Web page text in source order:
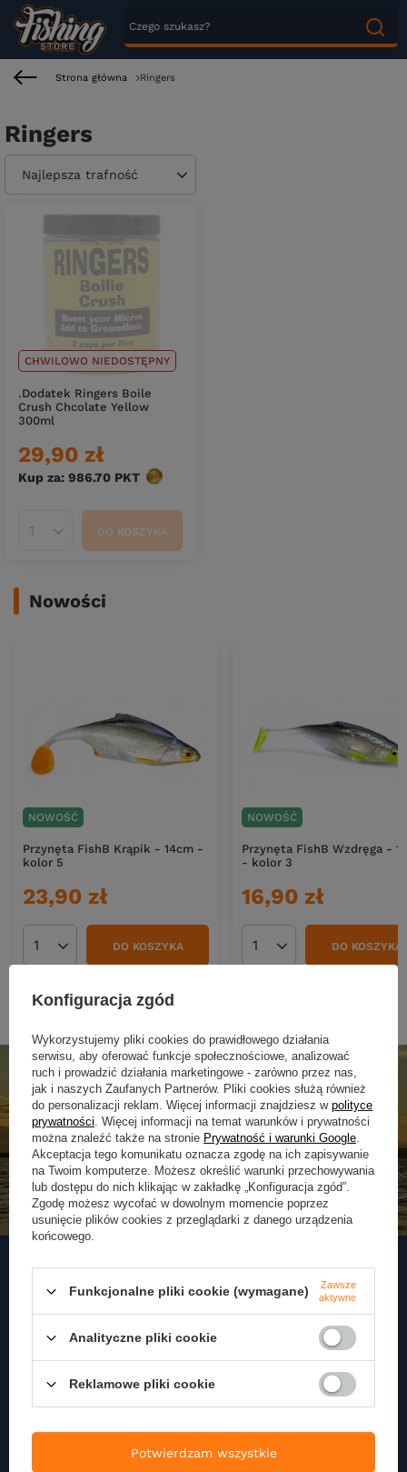
Strona główna Ringers
Ringers
Zmień sortowanie
Najlepsza trafność
CHWILOWO NIEDOSTĘPNY
.Dodatek Ringers Boile
Crush Chcolate Yellow
300ml
29,90 zł
Kup za: 986.70 PKT punktów
Ilość produktówDO KOSZYKA
Nowości
NOWOŚĆ
Przynęta FishB Krąpik - 14cm -
kolor 5
23,90 zł
Ilość produktówDO KOSZYKA
NOWOŚĆ
Przynęta FishB Wzdręga -
- kolor 3
16,90 zł
Ilość produktówDO KOSZYKA
Zapisz się do naszego
Newslettera
ofercie
Konfiguracja zgód
Wykorzystujemy pliki cookies do prawidłowego działania
serwisu, aby oferować funkcje społecznościowe, analizować
ruch i prowadzić działania marketingowe - zarówno przez nas,
jak i naszych Zaufanych Partnerów. Pliki cookies służą również
do personalizacji reklam. Więcej informacji znajdziesz w polityce
prywatności . Więcej informacji na temat warunków i prywatności
można znaleźć także na stronie Prywatność i warunki Google
Akceptacja tego komunikatu oznacza zgodę na ich zapisywanie
na Twoim komputerze. Możesz określić warunki przechowywania
lub dostępu do nich klikając w zakładkę „Konfiguracja zgód”.
Zgodę możesz wycofać w dowolnym momencie poprzez
usunięcie plików cookies z przeglądarki z danego urządzenia
końcowego.
Funkcjonalne pliki cookie (wymagane)
Zawsze
aktywne
Analityczne pliki cookie
Reklamowe pliki cookie
Potwierdzam wszystkie